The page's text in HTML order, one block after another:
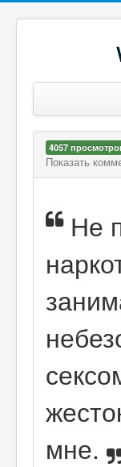
Поиск
4057
Показать
Не
мне.